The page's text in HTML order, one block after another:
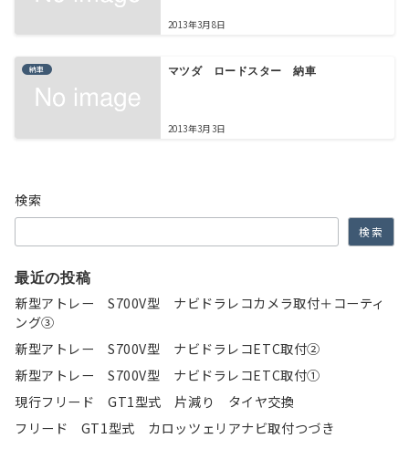
2013年3月8日
納車 マツダ ロードスター 納車
2013年3月3日
検索
検索
最近の投稿
新型アトレー S700V型 ナビドラレコカメラ取付＋コーティ
ング③
新型アトレー S700V型 ナビドラレコETC取付②
新型アトレー S700V型 ナビドラレコETC取付①
現行フリード GT1型式 片減り タイヤ交換
フリード GT1型式 カロッツェリアナビ取付つづき